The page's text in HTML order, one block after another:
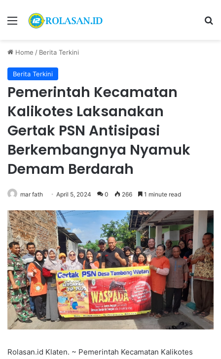
Menu
Home / Berita Terkini
Berita Terkini
Pemerintah Kecamatan
Kalikotes Laksanakan
Gertak PSN Antisipasi
Berkembangnya Nyamuk
Demam Berdarah
mar fath April 5, 2024 0 266 1 minute read
Rolasan.id Klaten. ~ Pemerintah Kecamatan Kalikotes